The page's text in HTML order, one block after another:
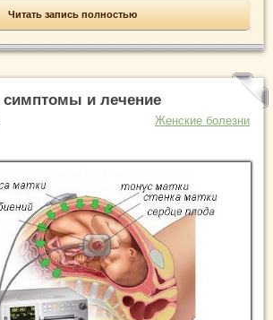
Читать запись полностью
и лечение
Женские болезни